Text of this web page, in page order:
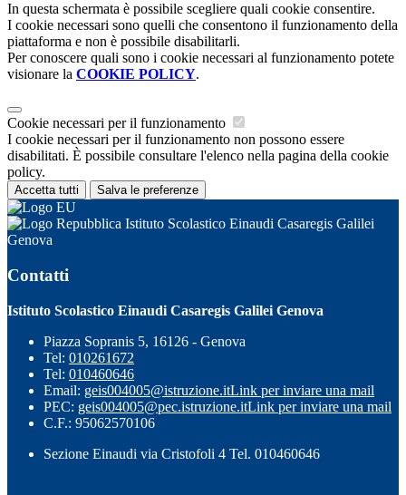
In questa schermata è possibile scegliere quali cookie consentire.
I cookie necessari sono quelli che consentono il funzionamento della
piattaforma e non è possibile disabilitarli.
Per conoscere quali sono i cookie necessari al funzionamento potete
visionare la COOKIE POLICY.
Cookie necessari per il funzionamento
I cookie necessari per il funzionamento non possono essere
disabilitati. È possibile consultare l'elenco nella pagina della cookie
policy.
Accetta tutti Salva le preferenze
Istituto Scolastico Einaudi Casaregis Galilei
Genova
Contatti
Istituto Scolastico Einaudi Casaregis Galilei Genova
Piazza Sopranis 5, 16126 - Genova
Tel: 010261672
Tel: 010460646
Email: geis004005@istruzione.itLink per inviare una mail
PEC: geis004005@pec.istruzione.itLink per inviare una mail
C.F.: 95062570106
Sezione Einaudi via Cristofoli 4 Tel. 010460646